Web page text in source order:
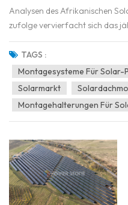
Analysen des Afrikanischen
zufolge vervierfacht sich das
in Afrika nahezu, wenn
gibt kaum Anzeichen für große
Afrika gelieferten Module
TAGS :
Montagesysteme Für Solar-
Solarmarkt
Montagehalterungen Für